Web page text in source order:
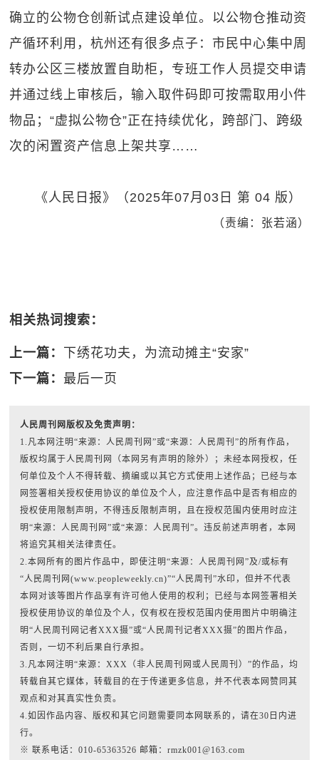
确立的公物仓创新试点建设单位。以公物仓推动资
产循环利用，杭州还有很多点子：市民中心集中周
转办公区三楼放置自助柜，专班工作人员提交申请
并通过线上审核后，输入取件码即可按需取用小件
物品；“虚拟公物仓”正在持续优化，跨部门、跨级
次的闲置资产信息上架共享……
《人民日报》（2025年07月03日 第 04 版）
（责编：张若涵）
相关热词搜索：
上一篇： 下绣花功夫，为流动摊主“安家”
下一篇：最后一页
人民周刊网版权及免责声明：
1.凡本网注明“来源：人民周刊网”或“来源：人民周刊”的所有作品，
版权均属于人民周刊网（本网另有声明的除外）；未经本网授权，任
何单位及个人不得转载、摘编或以其它方式使用上述作品；已经与本
网签署相关授权使用协议的单位及个人，应注意作品中是否有相应的
授权使用限制声明，不得违反限制声明，且在授权范围内使用时应注
明“来源：人民周刊网”或“来源：人民周刊”。违反前述声明者，本网
将追究其相关法律责任。
2.本网所有的图片作品中，即使注明“来源：人民周刊网”及/或标有
“人民周刊网(www.peopleweekly.cn)”“人民周刊”水印，但并不代表
本网对该等图片作品享有许可他人使用的权利；已经与本网签署相关
授权使用协议的单位及个人，仅有权在授权范围内使用图片中明确注
明“人民周刊网记者XXX摄”或“人民周刊记者XXX摄”的图片作品，
否则，一切不利后果自行承担。
3.凡本网注明“来源：XXX（非人民周刊网或人民周刊）”的作品，均
转载自其它媒体，转载目的在于传递更多信息，并不代表本网赞同其
观点和对其真实性负责。
4.如因作品内容、版权和其它问题需要同本网联系的，请在30日内进
行。
※ 联系电话：010-65363526 邮箱：rmzk001@163.com